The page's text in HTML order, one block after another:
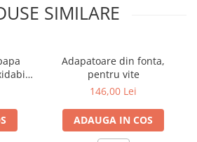
SIMILARE
Adapatoare din fonta,
pentru vite
146,00 Lei
ADAUGA IN COS